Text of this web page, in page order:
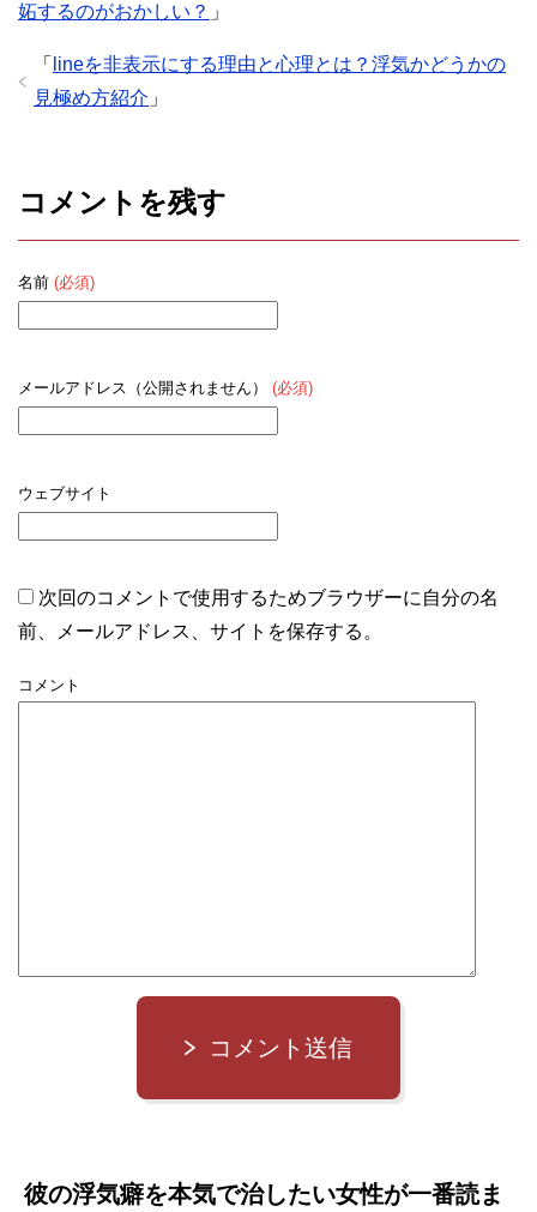
妬するのがおかしい？ 」
「
lineを非表示にする理由と心理とは？浮気かどうかの
見極め方紹介 」
コメントを残す
名前 (必須)
メールアドレス（公開されません） (必須)
ウェブサイト
次回のコメントで使用するためブラウザーに自分の名
前、メールアドレス、サイトを保存する。
コメント
コメント送信
彼の浮気癖を本気で治したい女性が一番読ま